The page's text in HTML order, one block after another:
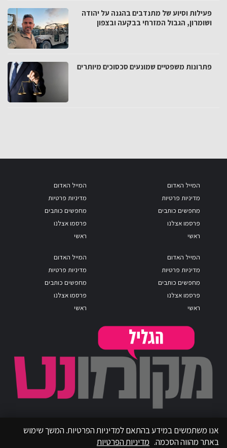
פעילות וסיוע של מתנדבים בהגנה על יהודה
ושומרון, הגבול המזרחי בבקעה ובצפון
פתרונות משפטיים שמונעים סכסוכים מיותרים
המייל האדום
מדיניות פרטיות
מחפשים כותבים
פרסמו אצלנו
ראשי
המייל האדום
מדיניות פרטיות
מחפשים כותבים
פרסמו אצלנו
ראשי
המייל האדום
מדיניות פרטיות
מחפשים כותבים
פרסמו אצלנו
ראשי
המייל האדום
מדיניות פרטיות
מחפשים כותבים
פרסמו אצלנו
ראשי
אנו משתמשים במידע בהתאם למדיניות הפרטיות. המשך שימוש
באתר מהווה הסכמה. מדיניות הפרטיות